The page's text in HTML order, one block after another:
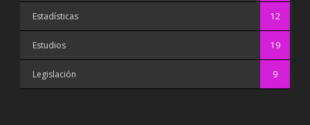
Estadísticas 12
Estudios 19
Legislación 9